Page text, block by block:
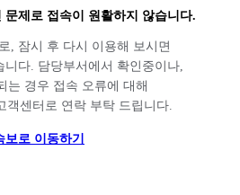
문제로 접속이 원활하지 않습니다.
, 잠시 후 다시 이용해 보시면
다. 담당부서에서 확인중이나,
는 경우 접속 오류에 대해
객센터로 연락 부탁 드립니다.
보로 이동하기